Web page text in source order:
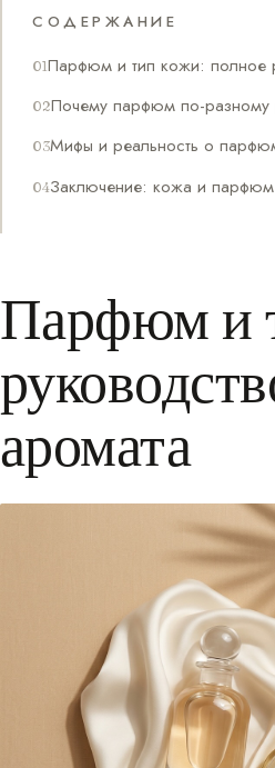
СОДЕРЖАНИЕ
Парфюм и тип кожи: полное
Почему парфюм по-разному
Мифы и реальность о
Заключение: кожа и парфюм
Парфюм и
аромата